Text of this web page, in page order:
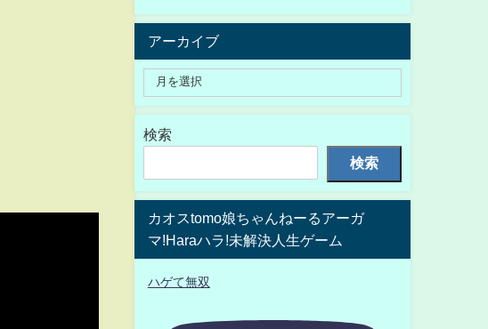
アーカイブ
検索
検索
カオスtomo娘ちゃんねーるアーガ
マ!Haraハラ!未解決人生ゲーム
ハゲて無双